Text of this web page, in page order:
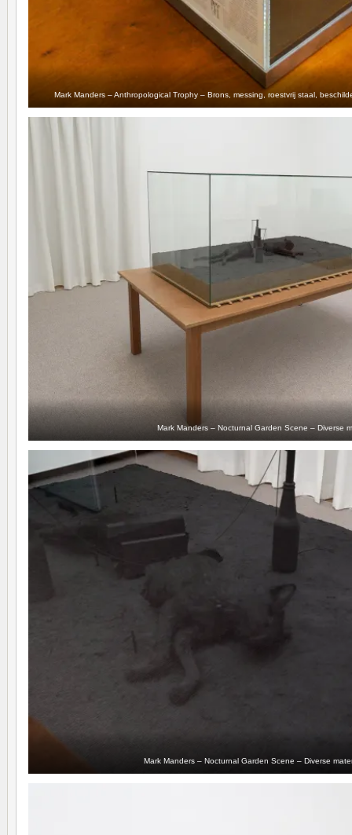
Mark Manders – Anthropological Trophy – Brons, messing, roestvrij staal,
Mark Manders – Nocturnal Garden Scene – Diverse
Mark Manders – Nocturnal Garden Scene – Diverse